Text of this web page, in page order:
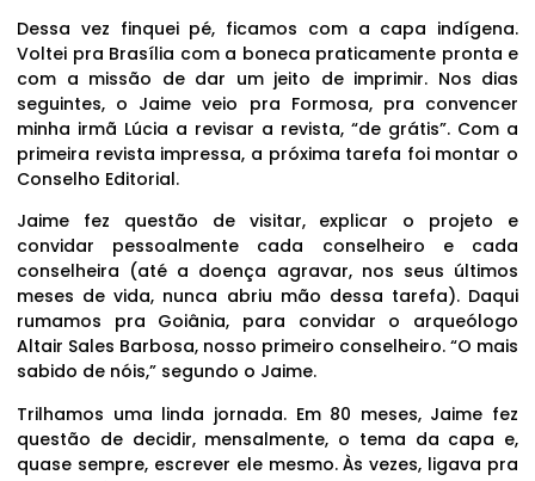
Dessa vez finquei pé, ficamos com a capa indígena.
Voltei pra Brasília com a boneca praticamente pronta e
com a missão de dar um jeito de imprimir. Nos dias
seguintes, o Jaime veio pra Formosa, pra convencer
minha irmã Lúcia a revisar a revista, “de grátis”. Com a
primeira revista impressa, a próxima tarefa foi montar o
Conselho Editorial.
Jaime fez questão de visitar, explicar o projeto e
convidar pessoalmente cada conselheiro e cada
conselheira (até a doença agravar, nos seus últimos
meses de vida, nunca abriu mão dessa tarefa). Daqui
rumamos pra Goiânia, para convidar o arqueólogo
Altair Sales Barbosa, nosso primeiro conselheiro. “O mais
sabido de nóis,” segundo o Jaime.
Trilhamos uma linda jornada. Em 80 meses, Jaime fez
questão de decidir, mensalmente, o tema da capa e,
quase sempre, escrever ele mesmo. Às vezes, ligava pra